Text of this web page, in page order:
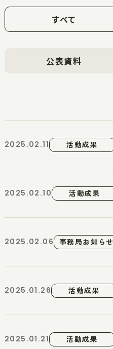
すべて
公表資料
2025.02.11 活動成果
2025.02.10 活動成果
2025.02.06 事務局お知らせ
2025.01.26 活動成果
2025.01.21 活動成果